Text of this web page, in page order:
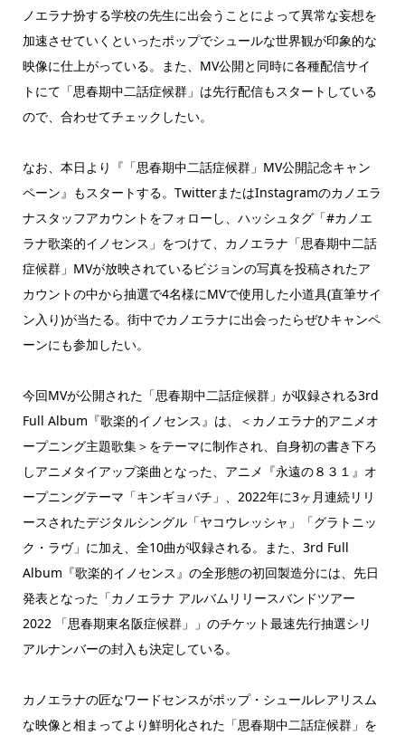
ノエラナ扮する学校の先生に出会うことによって異常な妄想を
加速させていくといったポップでシュールな世界観が印象的な
映像に仕上がっている。また、MV公開と同時に各種配信サイ
トにて「思春期中二話症候群」は先行配信もスタートしている
ので、合わせてチェックしたい。
なお、本日より『「思春期中二話症候群」MV公開記念キャン
ペーン』もスタートする。TwitterまたはInstagramのカノエラ
ナスタッフアカウントをフォローし、ハッシュタグ「#カノエ
ラナ歌楽的イノセンス」をつけて、カノエラナ「思春期中二話
症候群」MVが放映されているビジョンの写真を投稿されたア
カウントの中から抽選で4名様にMVで使用した小道具(直筆サイ
ン入り)が当たる。街中でカノエラナに出会ったらぜひキャンペ
ーンにも参加したい。
今回MVが公開された「思春期中二話症候群」が収録される3rd
Full Album『歌楽的イノセンス』は、＜カノエラナ的アニメオ
ープニング主題歌集＞をテーマに制作され、自身初の書き下ろ
しアニメタイアップ楽曲となった、アニメ『永遠の８３１』オ
ープニングテーマ「キンギョバチ」、2022年に3ヶ月連続リリ
ースされたデジタルシングル「ヤコウレッシャ」「グラトニッ
ク・ラヴ」に加え、全10曲が収録される。また、3rd Full
Album『歌楽的イノセンス』の全形態の初回製造分には、先日
発表となった「カノエラナ アルバムリリースバンドツアー
2022 「思春期東名阪症候群」」のチケット最速先行抽選シリ
アルナンバーの封入も決定している。
カノエラナの匠なワードセンスがポップ・シュールレアリスム
な映像と相まってより鮮明化された「思春期中二話症候群」を